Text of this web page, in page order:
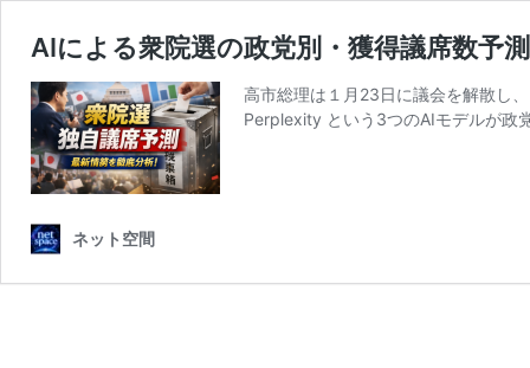
AIによる衆院選の政党別・獲得議席数予
高市総理は１月23日に議会を解散し
Perplexity という3つのAIモデルが政
ネット空間